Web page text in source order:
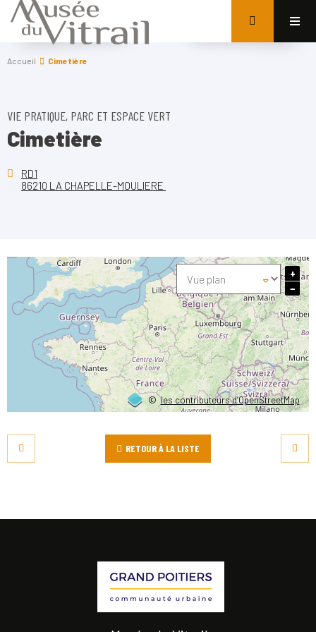
Accueil Cimetière
VIE PRATIQUE, PARC ET ESPACE VERT
Cimetière
RD1
86210 LA CHAPELLE-MOULIERE
©les contributeurs d’OpenStreetMap
+
−
RETOUR À LA LISTE